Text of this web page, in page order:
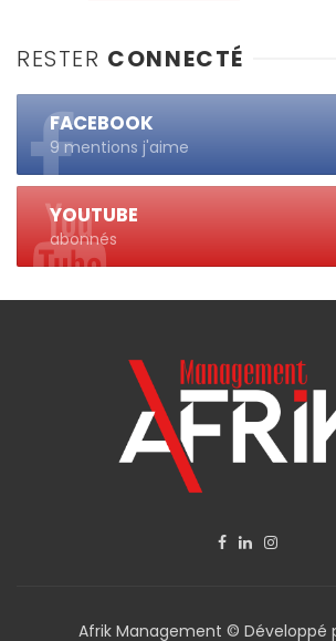
RESTER CONNECTÉ
FACEBOOK
9 mentions j'aime
YOUTUBE
abonnés
Afrik Management © Développé